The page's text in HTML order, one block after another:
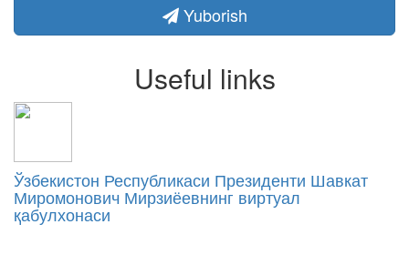
Yuborish
Useful links
Ўзбекистон Республикаси Президенти Шавкат
Миромонович Мирзиёевнинг виртуал
қабулхонаси